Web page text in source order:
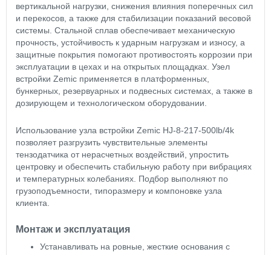
вертикальной нагрузки, снижения влияния поперечных сил
и перекосов, а также для стабилизации показаний весовой
системы. Стальной сплав обеспечивает механическую
прочность, устойчивость к ударным нагрузкам и износу, а
защитные покрытия помогают противостоять коррозии при
эксплуатации в цехах и на открытых площадках. Узел
встройки Zemic применяется в платформенных,
бункерных, резервуарных и подвесных системах, а также в
дозирующем и технологическом оборудовании.
Использование узла встройки Zemic HJ-8-217-500lb/4k
позволяет разгрузить чувствительные элементы
тензодатчика от нерасчетных воздействий, упростить
центровку и обеспечить стабильную работу при вибрациях
и температурных колебаниях. Подбор выполняют по
грузоподъемности, типоразмеру и компоновке узла
клиента.
Монтаж и эксплуатация
Устанавливать на ровные, жесткие основания с